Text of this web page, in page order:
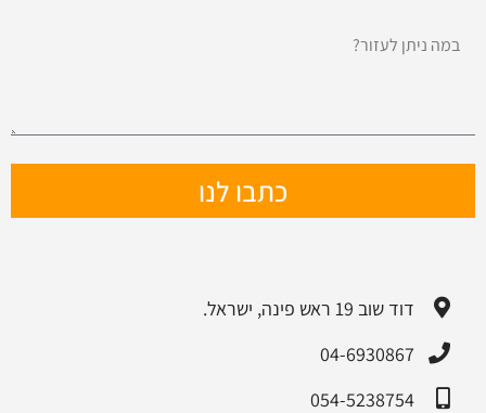
כתבו לנו
דוד שוב 19 ראש פינה, ישראל.
04-6930867
054-5238754